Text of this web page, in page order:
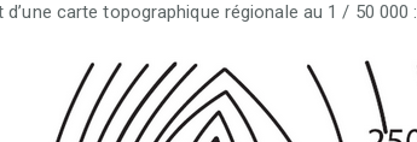
carte topographique régionale au 1 / 50 000 :